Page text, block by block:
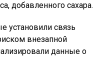
добавленного сахара.
установили связь
внезапной
данные о